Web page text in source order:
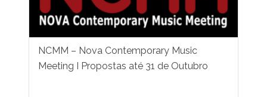
NCMM – Nova Contemporary Music
Meeting I Propostas até 31 de Outubro